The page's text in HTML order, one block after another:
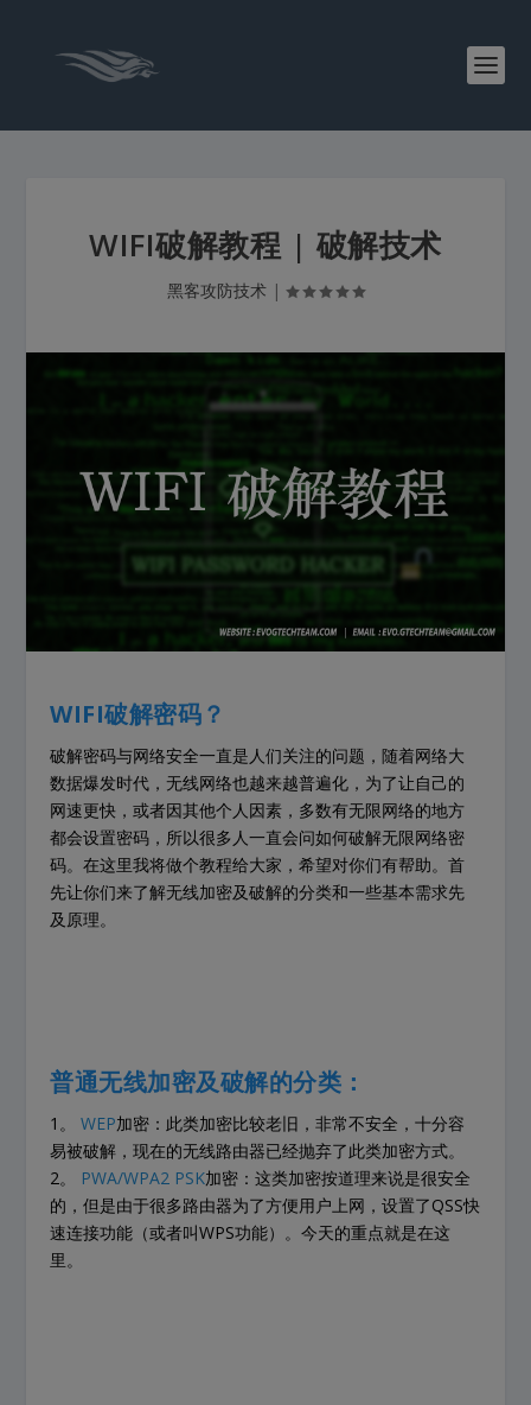
WIFI破解教程 | 破解技术
黑客攻防技术 |
WIFI破解密码？
破解密码与网络安全一直是人们关注的问题，随着网络大
数据爆发时代，无线网络也越来越普遍化，为了让自己的
网速更快，或者因其他个人因素，多数有无限网络的地方
都会设置密码，所以很多人一直会问如何破解无限网络密
码。在这里我将做个教程给大家，希望对你们有帮助。首
先让你们来了解无线加密及破解的分类和一些基本需求先
及原理。
普通无线加密及破解的分类：
1。 WEP加密：此类加密比较老旧，非常不安全，十分容
易被破解，现在的无线路由器已经抛弃了此类加密方式。
2。 PWA/WPA2 PSK加密：这类加密按道理来说是很安全
的，但是由于很多路由器为了方便用户上网，设置了QSS快
速连接功能（或者叫WPS功能）。今天的重点就是在这
里。